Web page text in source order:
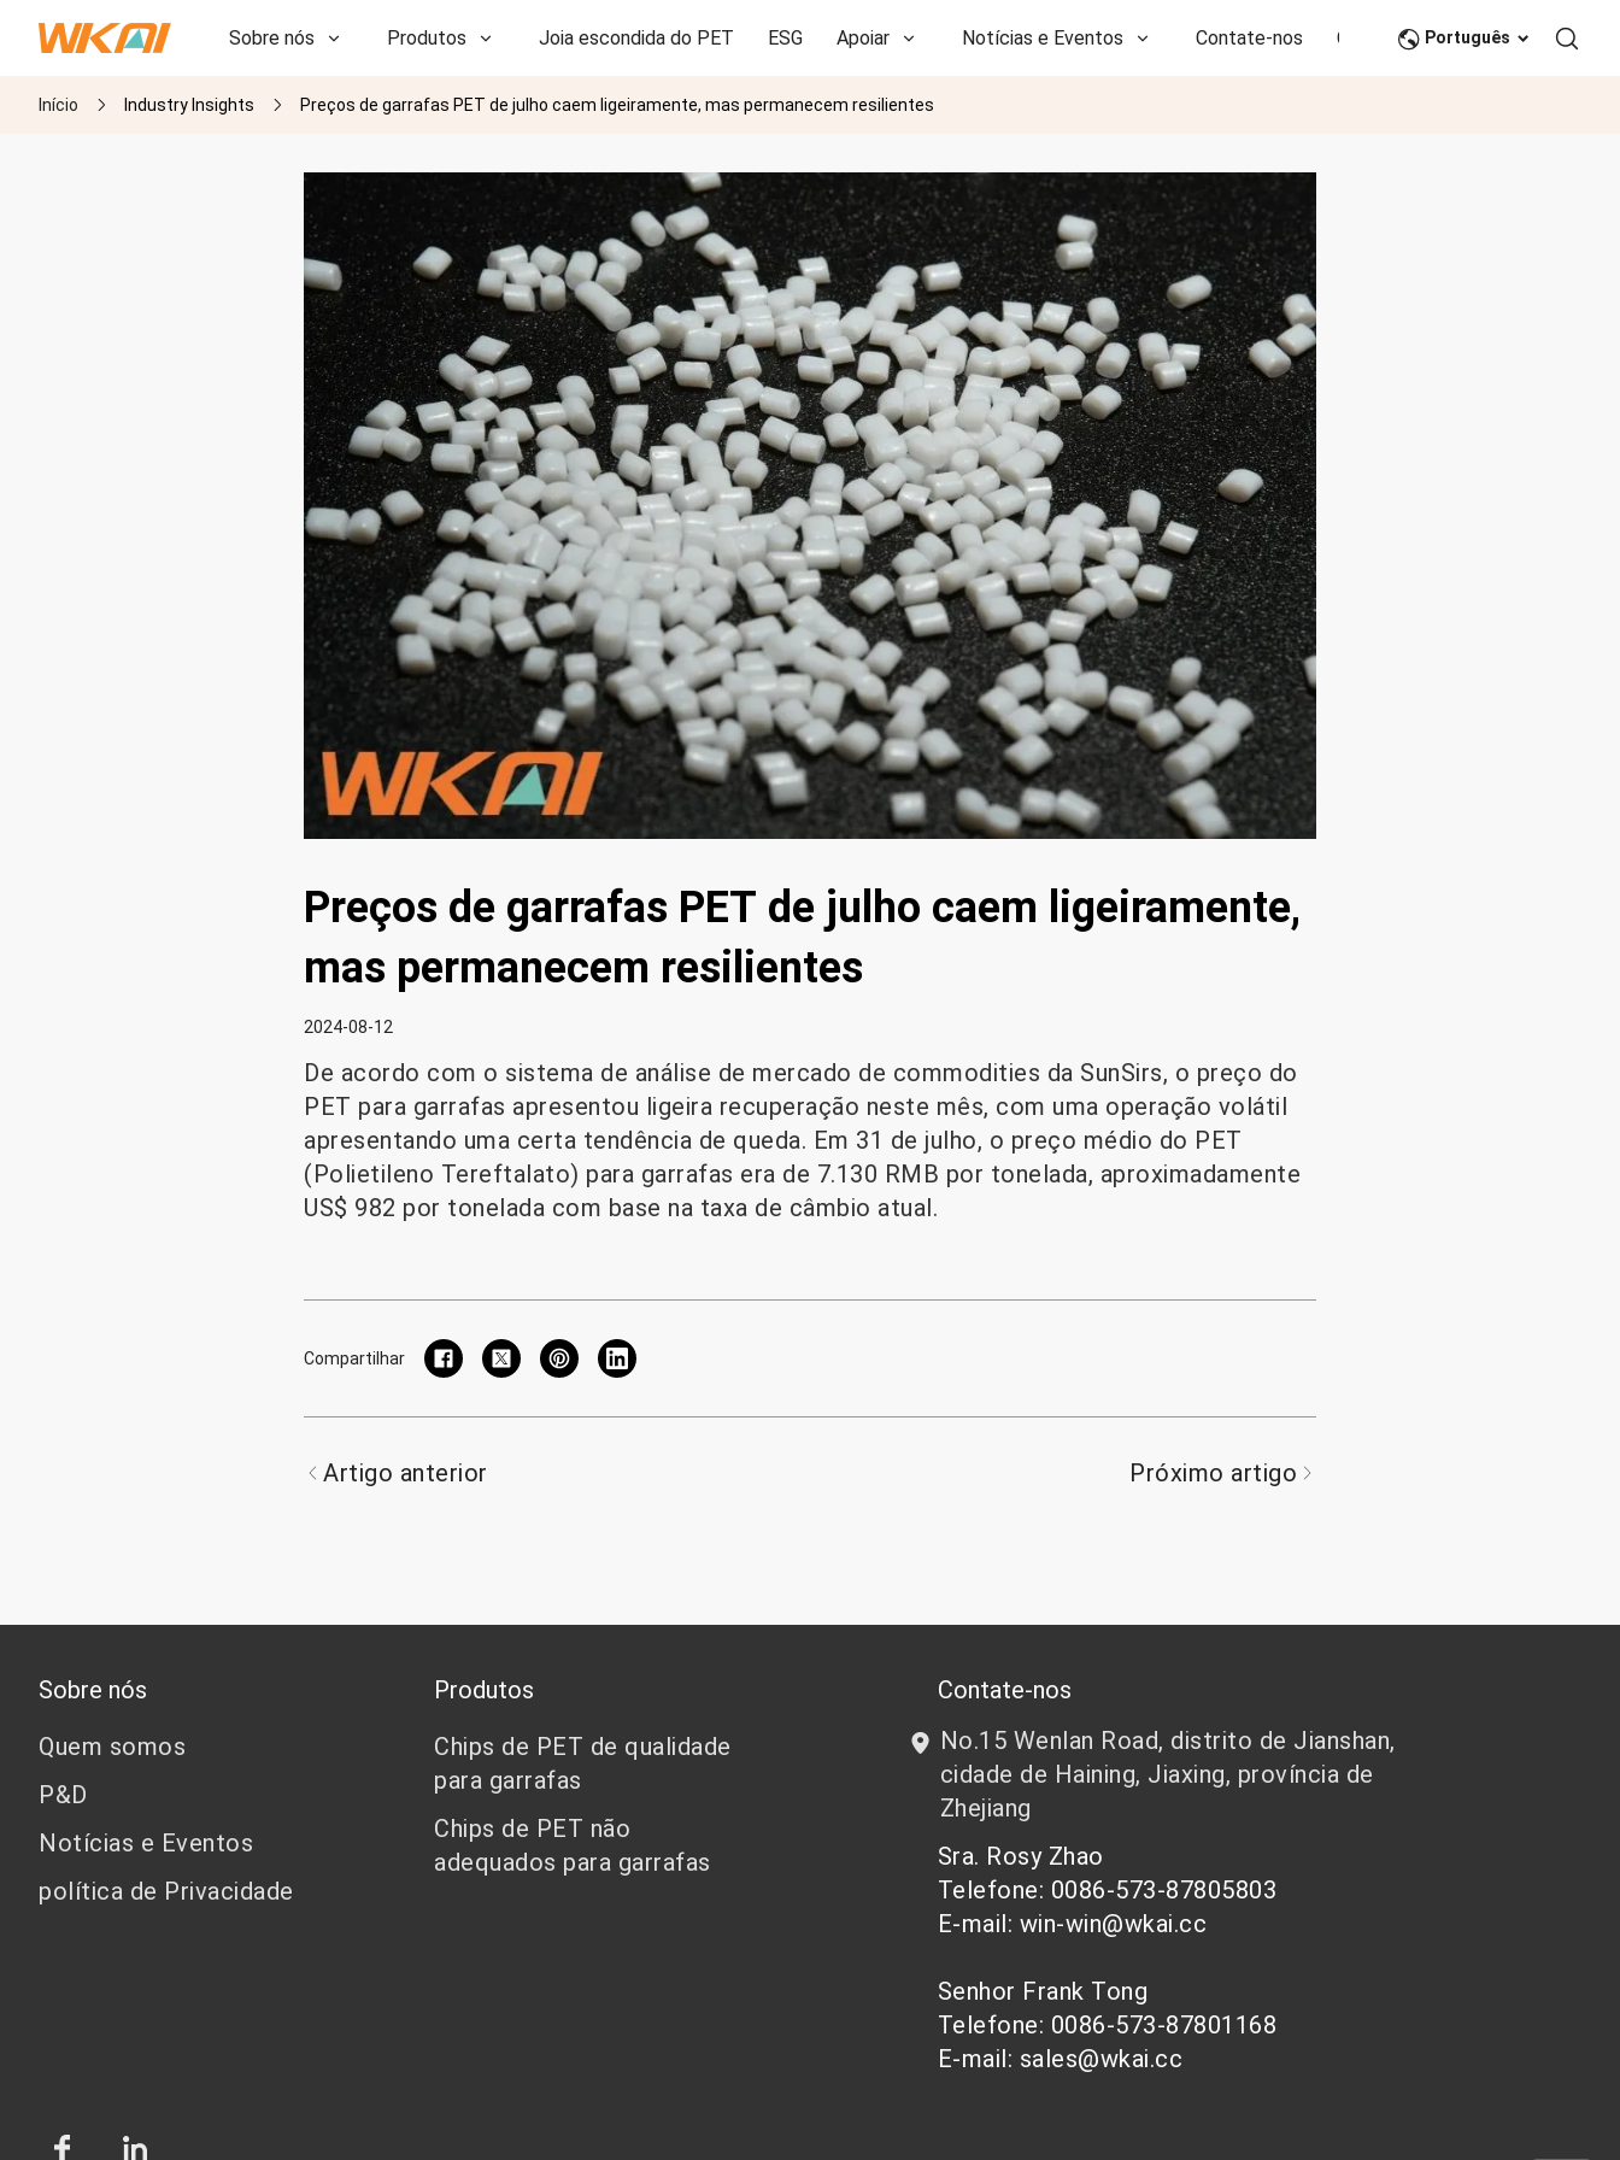
Sobre nós Produtos Joia escondida do PET ESG Apoiar Notícias e Eventos Contate-nos CN
P&D
Português
Início Industry Insights Preços de garrafas PET de julho caem ligeiramente, mas permanecem resilientes
Preços de garrafas PET de julho caem ligeiramente,
mas permanecem resilientes
2024-08-12
De acordo com o sistema de análise de mercado de commodities da SunSirs, o preço do
PET para garrafas apresentou ligeira recuperação neste mês, com uma operação volátil
apresentando uma certa tendência de queda. Em 31 de julho, o preço médio do PET
(Polietileno Tereftalato) para garrafas era de 7.130 RMB por tonelada, aproximadamente
US$ 982 por tonelada com base na taxa de câmbio atual.
Compartilhar
Artigo anterior Próximo artigo
Sobre nós
Quem somos
P&D
Notícias e Eventos
política de Privacidade
Produtos
Chips de PET de qualidade
para garrafas
Chips de PET não
adequados para garrafas
Contate-nos
No.15 Wenlan Road, distrito de Jianshan,
cidade de Haining, Jiaxing, província de
Zhejiang
Sra. Rosy Zhao
Telefone: 0086-573-87805803
E-mail: win-win@wkai.cc
Senhor Frank Tong
Telefone: 0086-573-87801168
E-mail: sales@wkai.cc